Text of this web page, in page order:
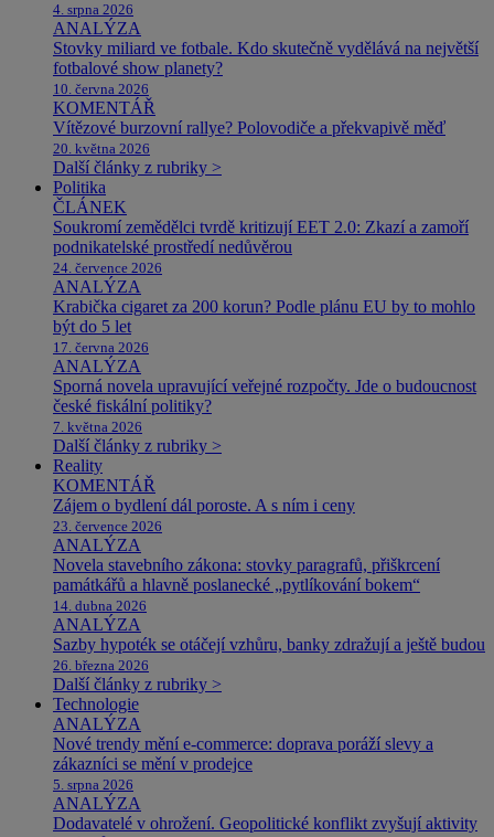
4. srpna 2026
ANALÝZA
Stovky miliard ve fotbale. Kdo skutečně vydělává na největší
fotbalové show planety?
10. června 2026
KOMENTÁŘ
Vítězové burzovní rallye? Polovodiče a překvapivě měď
20. května 2026
Další články z rubriky >
Politika
ČLÁNEK
Soukromí zemědělci tvrdě kritizují EET 2.0: Zkazí a zamoří
podnikatelské prostředí nedůvěrou
24. července 2026
ANALÝZA
Krabička cigaret za 200 korun? Podle plánu EU by to mohlo
být do 5 let
17. června 2026
ANALÝZA
Sporná novela upravující veřejné rozpočty. Jde o budoucnost
české fiskální politiky?
7. května 2026
Další články z rubriky >
Reality
KOMENTÁŘ
Zájem o bydlení dál poroste. A s ním i ceny
23. července 2026
ANALÝZA
Novela stavebního zákona: stovky paragrafů, přiškrcení
památkářů a hlavně poslanecké „pytlíkování bokem“
14. dubna 2026
ANALÝZA
Sazby hypoték se otáčejí vzhůru, banky zdražují a ještě budou
26. března 2026
Další články z rubriky >
Technologie
ANALÝZA
Nové trendy mění e-commerce: doprava poráží slevy a
zákazníci se mění v prodejce
5. srpna 2026
ANALÝZA
Dodavatelé v ohrožení. Geopolitické konflikt zvyšují aktivity